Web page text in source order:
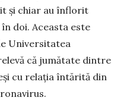
și chiar au înflorit
doi. Aceasta este
Universitatea
că jumătate dintre
cu relația întărită din